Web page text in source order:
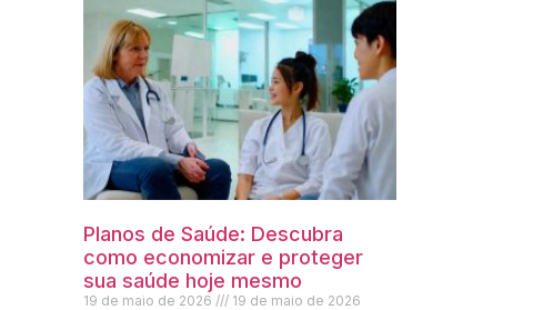
Planos de Saúde: Descubra
como economizar e proteger
sua saúde hoje mesmo
19 de maio de 2026 19 de maio de 2026